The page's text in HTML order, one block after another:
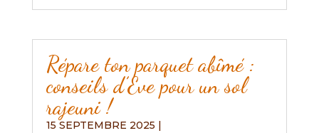
Répare ton parquet abîmé :
conseils d’Eve pour un sol
rajeuni !
15 SEPTEMBRE 2025